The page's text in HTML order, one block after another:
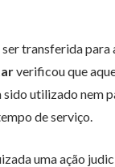
transferida para
verificou que
utilizado nem
de serviço.
uma ação